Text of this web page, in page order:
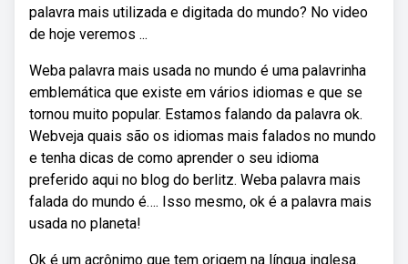
palavra mais utilizada e digitada do mundo? No video
de hoje veremos ...
Weba palavra mais usada no mundo é uma palavrinha
emblemática que existe em vários idiomas e que se
tornou muito popular. Estamos falando da palavra ok.
Webveja quais são os idiomas mais falados no mundo
e tenha dicas de como aprender o seu idioma
preferido aqui no blog do berlitz. Weba palavra mais
falada do mundo é…. Isso mesmo, ok é a palavra mais
usada no planeta!
Ok é um acrônimo que tem origem na língua inglesa.